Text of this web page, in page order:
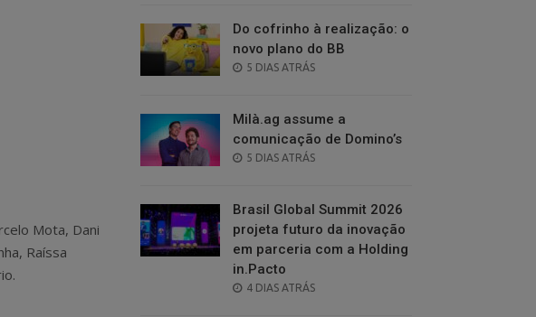
Mota, Dani
Raíssa
Do cofrinho à realização: o
novo plano do BB
POSTED
5 DIAS ATRÁS
Milà.ag assume a
comunicação de Domino’s
POSTED
5 DIAS ATRÁS
Brasil Global Summit 2026
projeta futuro da inovação
em parceria com a Holding
in.Pacto
POSTED
4 DIAS ATRÁS